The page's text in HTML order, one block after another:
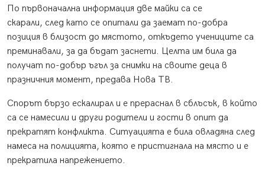
По първоначална информация две майки са се
скарали, след като се опитали да заемат по-добра
позиция в близост до мястото, откъдето учениците са
преминавали, за да бъдат заснети. Целта им била да
получат по-добър ъгъл за снимки на своите деца в
празничния момент, предава Нова ТВ.
Спорът бързо ескалирал и е прераснал в сблъсък, в който
са се намесили и други родители и гости в опит да
прекратят конфликта. Ситуацията е била овладяна след
намеса на полицията, която е пристигнала на място и е
прекратила напрежението.